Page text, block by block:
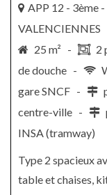
APP 12 - 3ème
VALENCIENNES
25 m² -
2
de douche -
gare SNCF -
centre-ville -
INSA (tramway)
Type 2 spacieux
table et chaises,